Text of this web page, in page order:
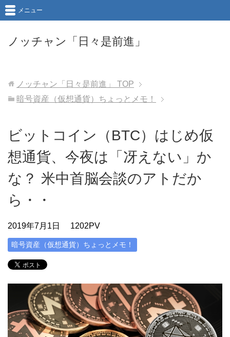
ノッチャン「日々是前進」
メニュー
ノッチャン「日々是前進」
TOP
暗号資産（仮想通貨）ちょっとメモ！
ビットコイン（BTC）はじめ仮
想通貨、今夜は「冴えない」か
な？ 米中首脳会談のアトだか
ら・・
2019年7月1日 1202PV
暗号資産（仮想通貨）ちょっとメモ！